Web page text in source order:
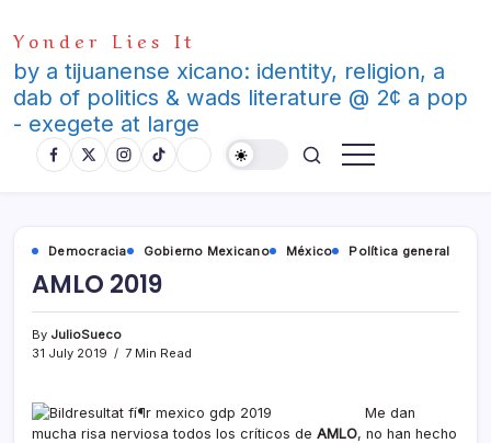
to
content
Yonder Lies It
by a tijuanense xicano: identity, religion, a
dab of politics & wads literature @ 2¢ a pop
- exegete at large
Democracia Gobierno Mexicano México Polí­tica general
AMLO 2019
By JulioSueco
31 July 2019
7 Min Read
Me dan
mucha risa nerviosa todos los crí­ticos de AMLO, no han hecho